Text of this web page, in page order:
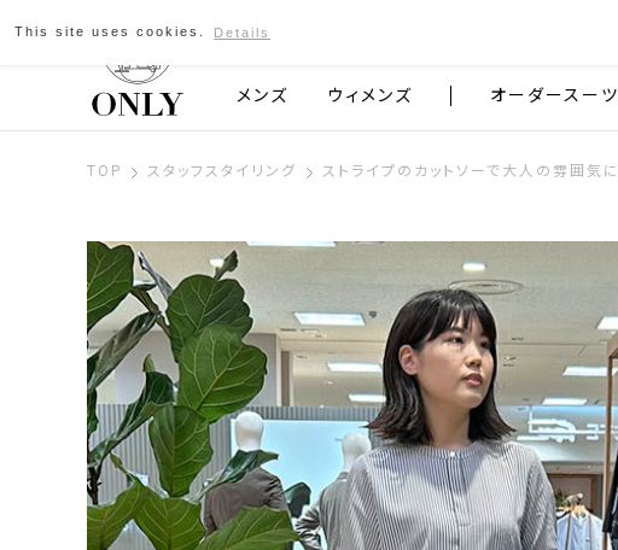
京都発のスーツブランド ONLY
メンズ ウィメンズ オーダースーツ
TOP スタッフスタイリング ストライプのカットソーで大人の雰囲気に
This site uses cookies. Details